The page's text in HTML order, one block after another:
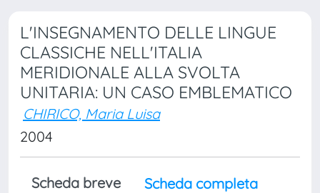
L'INSEGNAMENTO DELLE LINGUE
CLASSICHE NELL'ITALIA
MERIDIONALE ALLA SVOLTA
UNITARIA: UN CASO EMBLEMATICO
CHIRICO, Maria Luisa
2004
Scheda breve
Scheda completa